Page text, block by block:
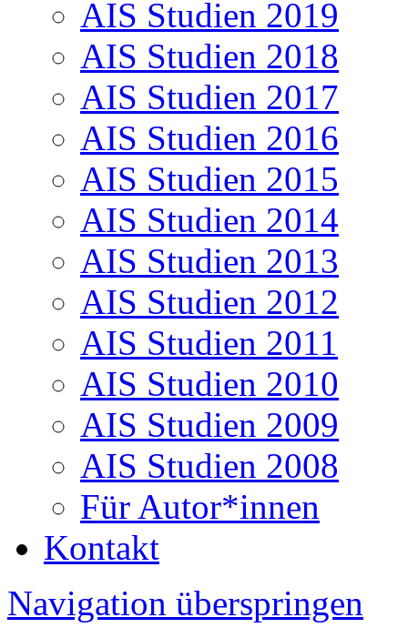
AIS Studien 2019
AIS Studien 2018
AIS Studien 2017
AIS Studien 2016
AIS Studien 2015
AIS Studien 2014
AIS Studien 2013
AIS Studien 2012
AIS Studien 2011
AIS Studien 2010
AIS Studien 2009
AIS Studien 2008
Für Autor*innen
Kontakt
Navigation überspringen